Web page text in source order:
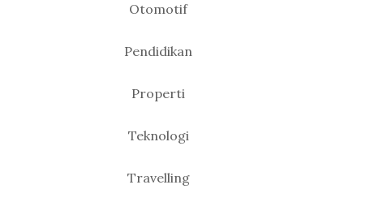
Otomotif
Pendidikan
Properti
Teknologi
Travelling